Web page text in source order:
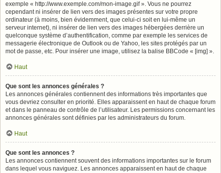
exemple « http://www.exemple.com/mon-image.gif ». Vous ne pourrez
cependant ni insérer de lien vers des images présentes sur votre propre
ordinateur (à moins, bien évidemment, que celui-ci soit en lui-même un
serveur internet), ni insérer de lien vers des images hébergées derrière un
quelconque système d’authentification, comme par exemple les services de
messagerie électronique de Outlook ou de Yahoo, les sites protégés par un
mot de passe, etc. Pour insérer une image, utilisez la balise BBCode « [img] ».
Haut
Que sont les annonces générales ?
Les annonces générales contiennent des informations très importantes que
vous devriez consulter en priorité. Elles apparaissent en haut de chaque forum
et dans le panneau de contrôle de l’utilisateur. Les permissions concernant les
annonces générales sont définies par les administrateurs du forum.
Haut
Que sont les annonces ?
Les annonces contiennent souvent des informations importantes sur le forum
dans lequel vous naviguez. Les annonces apparaissent en haut de chaque